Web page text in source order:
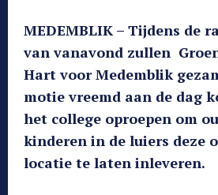
MEDEMBLIK – Tijdens de
van vanavond zullen
Hart voor Medemblik
motie vreemd aan de dag
het college oproepen om
kinderen in de luiers deze
locatie te laten inleveren.